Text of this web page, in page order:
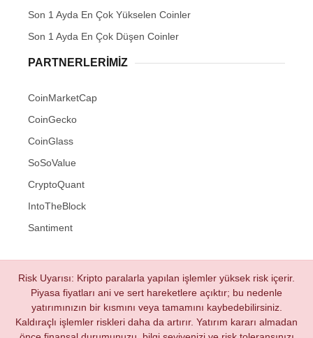
Son 1 Ayda En Çok Yükselen Coinler
Son 1 Ayda En Çok Düşen Coinler
PARTNERLERIMIZ
CoinMarketCap
CoinGecko
CoinGlass
SoSoValue
CryptoQuant
IntoTheBlock
Santiment
Risk Uyarısı: Kripto paralarla yapılan işlemler yüksek risk içerir.
Piyasa fiyatları ani ve sert hareketlere açıktır; bu nedenle
yatırımınızın bir kısmını veya tamamını kaybedebilirsiniz.
Kaldıraçlı işlemler riskleri daha da artırır. Yatırım kararı almadan